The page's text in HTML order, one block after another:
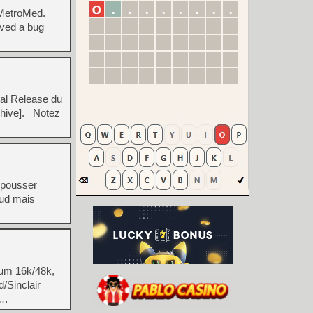
a bug
Release du
Notez
mais
16k/48k,
Sinclair